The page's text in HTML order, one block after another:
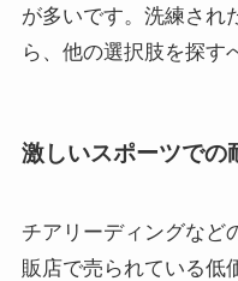
が多いです。洗練され
ら、他の選択肢を探す
激しいスポーツでの
チアリーディングなど
販店で売られている低